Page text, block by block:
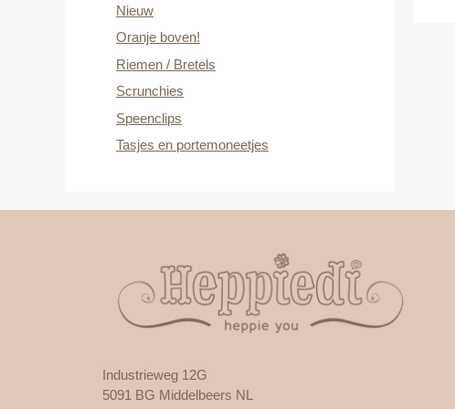
Nieuw
Oranje boven!
Riemen / Bretels
Scrunchies
Speenclips
Tasjes en portemoneetjes
Industrieweg 12G
5091 BG Middelbeers NL